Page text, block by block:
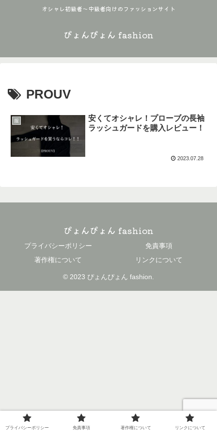
オシャレ初級者〜中級者向けのファッションサイト
ぴょんぴょん fashion
PROUV
服
安くてオシャレ！プローブの長袖
ラッシュガードを購入レビュー！
2023.07.28
ぴょんぴょん fashion
プライバシーポリシー
免責事項
著作権について
リンクについて
© 2023 ぴょんぴょん fashion.
プライバシーポリシー 免責事項 著作権について リンクについて